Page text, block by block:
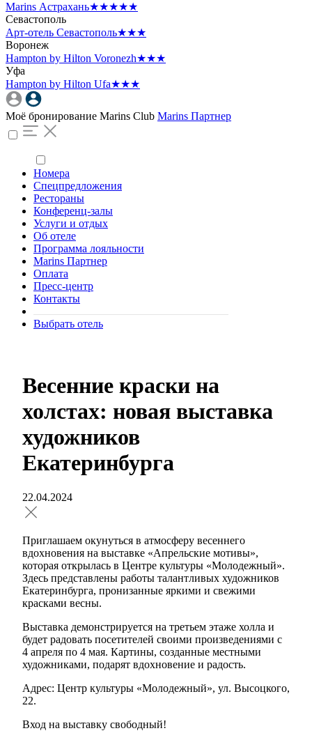
Marins Астрахань★★★★★
Севастополь
Арт-отель Севастополь★★★
Воронеж
Hampton by Hilton Voronezh★★★
Уфа
Hampton by Hilton Ufa★★★
Моё бронирование Marins Club Marins Партнер
Номера
Спецпредложения
Рестораны
Конференц-залы
Услуги и отдых
Об отеле
Программа лояльности
Marins Партнер
Оплата
Пресс-центр
Контакты
Выбрать отель
Весенние краски на
холстах: новая выставка
художников
Екатеринбурга
22.04.2024
Приглашаем окунуться в атмосферу весеннего
вдохновения на выставке «Апрельские мотивы»,
которая открылась в Центре культуры «Молодежный».
Здесь представлены работы талантливых художников
Екатеринбурга, пронизанные яркими и свежими
красками весны.
Выставка демонстрируется на третьем этаже холла и
будет радовать посетителей своими произведениями с
4 апреля по 4 мая. Картины, созданные местными
художниками, подарят вдохновение и радость.
Адрес: Центр культуры «Молодежный», ул. Высоцкого,
22.
Вход на выставку свободный!